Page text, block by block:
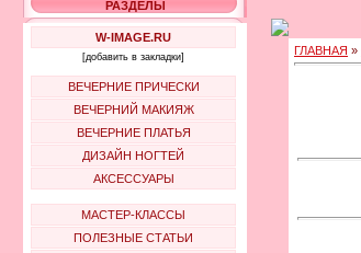
РАЗДЕЛЫ
W-IMAGE.RU
[добавить в закладки]
ВЕЧЕРНИЕ ПРИЧЕСКИ
ВЕЧЕРНИЙ МАКИЯЖ
ВЕЧЕРНИЕ ПЛАТЬЯ
ДИЗАЙН НОГТЕЙ
АКСЕССУАРЫ
МАСТЕР-КЛАССЫ
ПОЛЕЗНЫЕ СТАТЬИ
ГЛАВНАЯ »